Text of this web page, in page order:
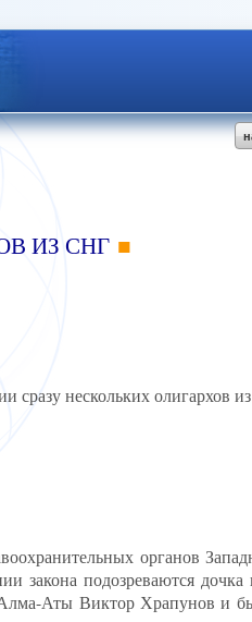
ИЗ СНГ
сразу нескольких олигархов
органов
закона подозреваются
Аты Виктор Храпунов и